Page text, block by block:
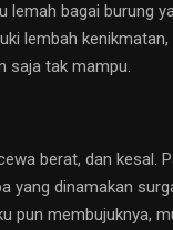
lemah bagai burung
lembah
saja tak mampu.
berat, dan kesal.
yang dinamakan
pun membujuknya,